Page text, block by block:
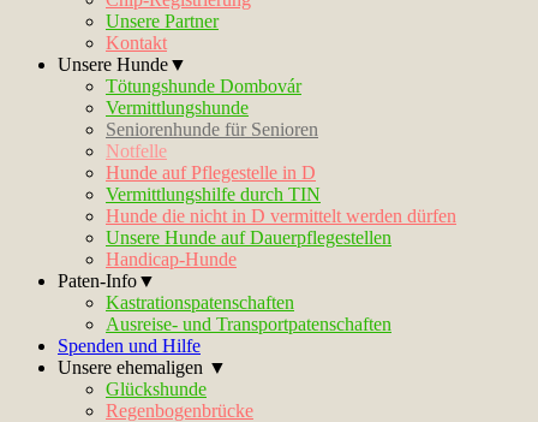
Unsere Partner
Kontakt
Unsere Hunde▼
Tötungshunde Dombovár
Vermittlungshunde
Seniorenhunde für Senioren
Notfelle
Hunde auf Pflegestelle in D
Vermittlungshilfe durch TIN
Hunde die nicht in D vermittelt werden dürfen
Unsere Hunde auf Dauerpflegestellen
Handicap-Hunde
Paten-Info▼
Kastrationspatenschaften
Ausreise- und Transportpatenschaften
Spenden und Hilfe
Unsere ehemaligen ▼
Glückshunde
Regenbogenbrücke